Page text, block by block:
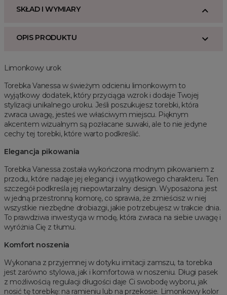
SKŁAD I WYMIARY
OPIS PRODUKTU
Limonkowy urok
Torebka Vanessa w świeżym odcieniu limonkowym to
wyjątkowy dodatek, który przyciąga wzrok i dodaje Twojej
stylizacji unikalnego uroku. Jeśli poszukujesz torebki, która
zwraca uwagę, jesteś we właściwym miejscu. Pięknym
akcentem wizualnym są pozłacane suwaki, ale to nie jedyne
cechy tej torebki, które warto podkreślić.
Elegancja pikowania
Torebka Vanessa została wykończona modnym pikowaniem z
przodu, które nadaje jej elegancji i wyjątkowego charakteru. Ten
szczegół podkreśla jej niepowtarzalny design. Wyposażona jest
w jedną przestronną komorę, co sprawia, że zmieścisz w niej
wszystkie niezbędne drobiazgi, jakie potrzebujesz w trakcie dnia.
To prawdziwa inwestycja w modę, która zwraca na siebie uwagę i
wyróżnia Cię z tłumu.
Komfort noszenia
Wykonana z przyjemnej w dotyku imitacji zamszu, ta torebka
jest zarówno stylowa, jak i komfortowa w noszeniu. Długi pasek
z możliwością regulacji długości daje Ci swobodę wyboru, jak
nosić tę torebkę: na ramieniu lub na przekosie. Limonkowy kolor